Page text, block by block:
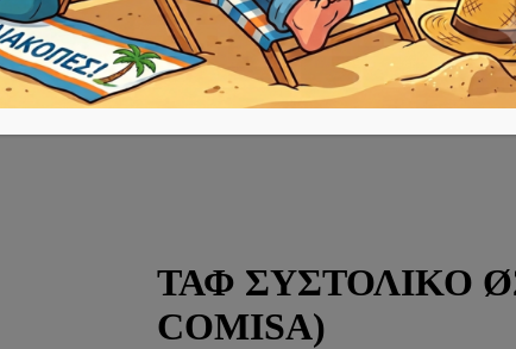
ΤΑΦ ΣΥΣΤΟΛΙΚΟ
COMISA)